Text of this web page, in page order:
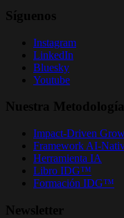
Síguenos
Instagram
LinkedIn
Bluesky
Youtube
Nuestra Metodología
Impact-Driven
Framework AI-
Herramienta IA
Libro IDG™
Formación IDG™
Newsletter